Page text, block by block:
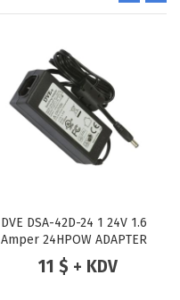
DVE DSA-42D-24 1 24V 1.6
Amper 24HPOW ADAPTER
11 $ + KDV